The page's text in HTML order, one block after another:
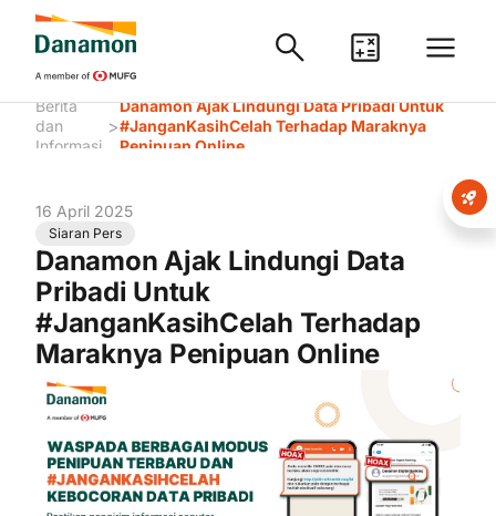
Berita
dan
Informasi
>
Danamon Ajak Lindungi Data Pribadi Untuk
#JanganKasihCelah Terhadap Maraknya
Penipuan Online
16 April 2025
Siaran Pers
Danamon Ajak Lindungi Data
Pribadi Untuk
#JanganKasihCelah Terhadap
Maraknya Penipuan Online